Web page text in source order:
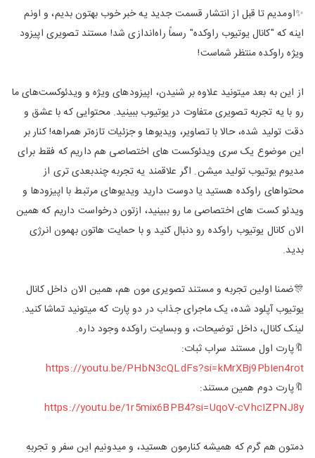
✨اومدیم تا قبل از انتشار قسمت جدید یه خبر خوب بهتون بدیم، و اونم
اینه که "کانال یوتیوب راوکده" رسماً راه‌اندازی شد! مستند تصویری اپیزود
ویژه راوکده منتظر شماست!
از این به بعد میتونید علاوه بر شنیدن، اپیزودهای ویژه و ویدئوکست‌های ما
رو با یه تجربه تصویری متفاوت در یوتیوب ببینید. محتوایی که با عشق و
دقت تولید شده، حالا با تصاویر، ویدیوها و جزئیات تازه‌تر همراهه! کنار بر
این موضوع یک سری ویدئوکست های اختصاصی هم داریم که فقط برای
مدیوم یوتیوب تولید میشن. اگر علاقمند یه تجربه چندبعدی‌ تری از
محتواهای راوکده هستید یا دوست دارید ویدیوهای مرتبط با اپیزودها و
ویدئو کست های اختصاصی ما رو ببینید، ازتون درخواست داریم که همین
الان کانال یوتیوب راوکده رو دنبال کنید و با حمایت هاتون بهمون انرژی
بدید.
🎊ضمنا اولین تجربه و مستند تصویری مون هم، همین الان داخل کانال
یوتیوب آپلود شده، یک ماجرای جذاب در دو پارت که میتونید تماشا کنید.
لینک کانال، داخل توضیحات، و وبسایت راوکده وجود داره.
🔖پارت اول مستند سراب ثبات:
https://youtu.be/PHbN3cQLdFs?si=kMrXBj9PbIen4rot
🔖پارت دوم همین مستند:
https://youtu.be/1r5mix6BPB4?si=UqoV-cVhcIZPNJ8y
دمتون هم گرم که همیشه کنارمون هستید، و میدونیم این سفر و تجربهِ